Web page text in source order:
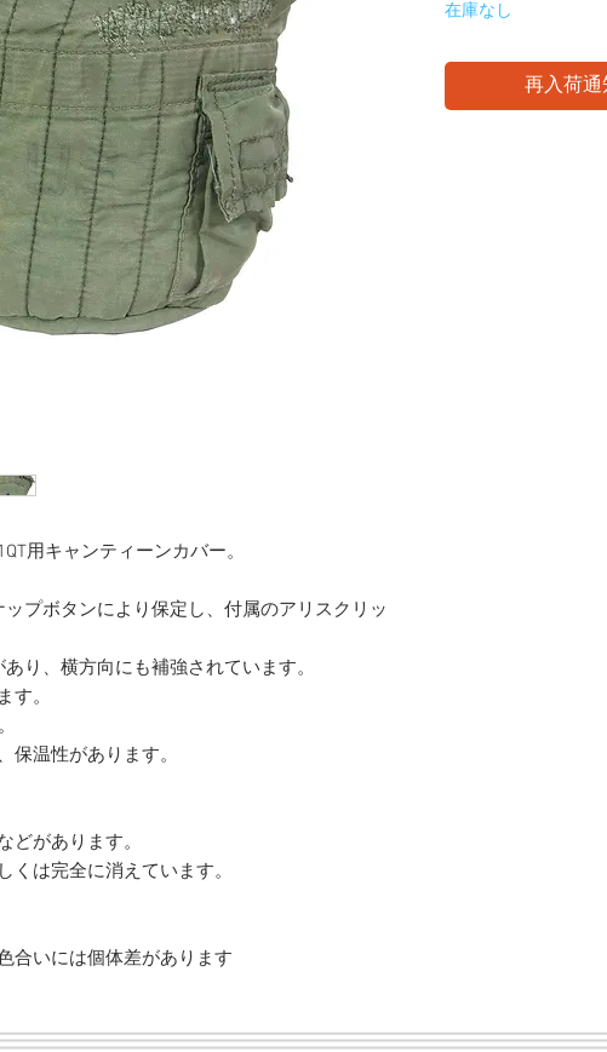
用キャンティーンカバー。
プボタンにより保定し、付属のアリスクリッ
り、横方向にも補強されています。
す。
保温性があります。
どがあります。
くは完全に消えています。
合いには個体差があります
在庫なし
再入荷